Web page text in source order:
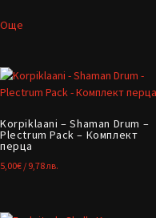
Още
Korpiklaani – Shaman Drum –
Plectrum Pack – Комплект
перца
5,00€ / 9,78 лв.